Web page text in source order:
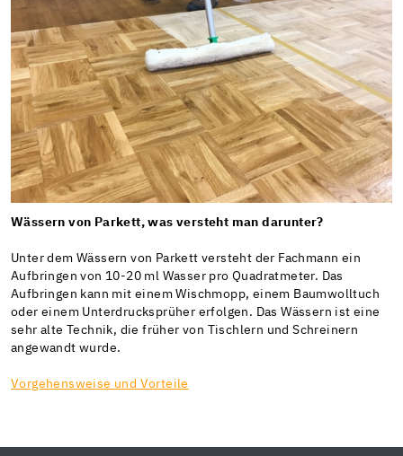
Wässern von Parkett, was versteht man darunter?
Unter dem Wässern von Parkett versteht der Fachmann ein
Aufbringen von 10-20 ml Wasser pro Quadratmeter. Das
Aufbringen kann mit einem Wischmopp, einem Baumwolltuch
oder einem Unterdrucksprüher erfolgen. Das Wässern ist eine
sehr alte Technik, die früher von Tischlern und Schreinern
angewandt wurde.
Vorgehensweise und Vorteile